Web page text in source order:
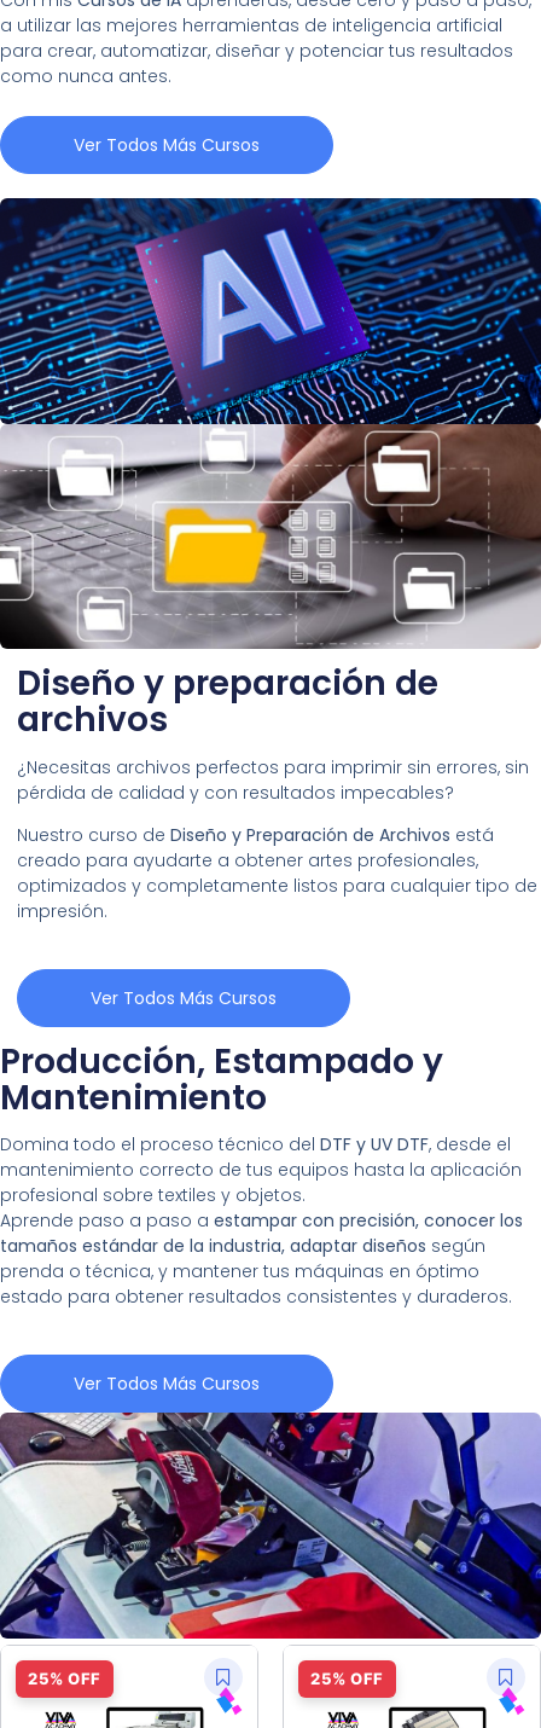
a utilizar las mejores herramientas de inteligencia artificial
para crear, automatizar, diseñar y potenciar tus resultados
como nunca antes.
Ver Todos Más Cursos
Diseño y preparación de
archivos
¿Necesitas archivos perfectos para imprimir sin errores, sin
pérdida de calidad y con resultados impecables?
Nuestro curso de Diseño y Preparación de Archivos está
creado para ayudarte a obtener artes profesionales,
optimizados y completamente listos para cualquier tipo de
impresión.
Ver Todos Más Cursos
Producción, Estampado y
Mantenimiento
Domina todo el proceso técnico del DTF y UV DTF, desde el
mantenimiento correcto de tus equipos hasta la aplicación
profesional sobre textiles y objetos.
Aprende paso a paso a estampar con precisión, conocer los
tamaños estándar de la industria, adaptar diseños según
prenda o técnica, y mantener tus máquinas en óptimo
estado para obtener resultados consistentes y duraderos.
Ver Todos Más Cursos